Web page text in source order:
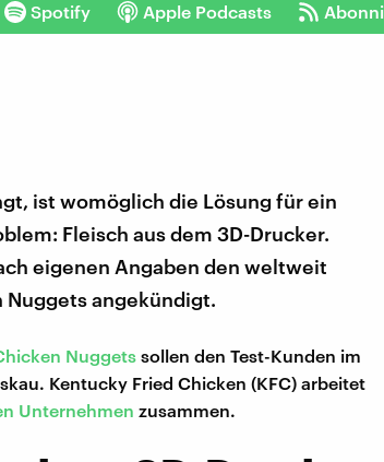
Spotify Apple Podcasts
ist womöglich die Lösung für ein
Fleisch aus dem 3D-Drucker.
eigenen Angaben den weltweit
angekündigt.
Nuggets sollen den Test-Kunden im
Kentucky Fried Chicken (KFC) arbeitet
Unternehmen zusammen.